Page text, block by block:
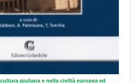
giuliana e nella civiltà europea ed